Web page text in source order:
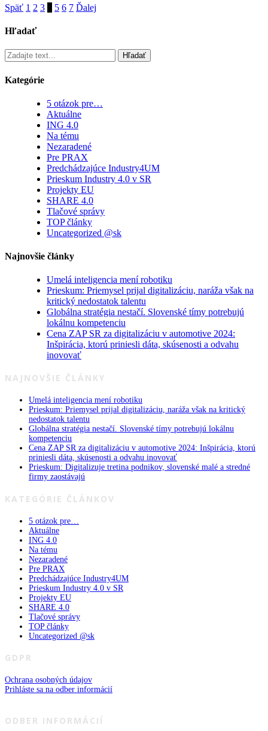
Späť 1 2 3 5 6 7 Ďalej
Hľadať
Hľadať
Kategórie
5 otázok pre…
Aktuálne
ING 4.0
Na tému
Nezaradené
Pre PRAX
Predchádzajúce Industry4UM
Prieskum Industry 4.0 v SR
Projekty EU
SHARE 4.0
Tlačové správy
TOP články
Uncategorized @sk
Najnovšie články
Umelá inteligencia mení robotiku
Prieskum: Priemysel prijal digitalizáciu, naráža však na
kritický nedostatok talentu
Globálna stratégia nestačí. Slovenské tímy potrebujú
lokálnu kompetenciu
Cena ZAP SR za digitalizáciu v automotive 2024:
Inšpirácia, ktorú priniesli dáta, skúsenosti a odvahu
inovovať
NAJNOVŠIE ČLÁNKY
Umelá inteligencia mení robotiku
Prieskum: Priemysel prijal digitalizáciu, naráža však na kritický
nedostatok talentu
Globálna stratégia nestačí. Slovenské tímy potrebujú lokálnu
kompetenciu
Cena ZAP SR za digitalizáciu v automotive 2024: Inšpirácia, ktorú
priniesli dáta, skúsenosti a odvahu inovovať
Prieskum: Digitalizuje tretina podnikov, slovenské malé a stredné
firmy zaostávajú
KATEGÓRIE ČLÁNKOV
5 otázok pre…
Aktuálne
ING 4.0
Na tému
Nezaradené
Pre PRAX
Predchádzajúce Industry4UM
Prieskum Industry 4.0 v SR
Projekty EU
SHARE 4.0
Tlačové správy
TOP články
Uncategorized @sk
GDPR
Ochrana osobných údajov
Prihláste sa na odber informácií
ODBER INFORMÁCIÍ